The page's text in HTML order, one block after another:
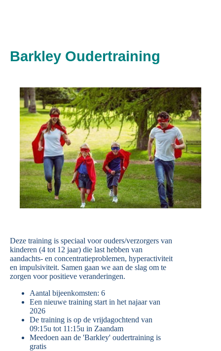
Barkley Oudertraining
Deze training is speciaal voor ouders/verzorgers van
kinderen (4 tot 12 jaar) die last hebben van
aandachts- en concentratieproblemen, hyperactiviteit
en impulsiviteit. Samen gaan we aan de slag om te
zorgen voor positieve veranderingen.
Aantal bijeenkomsten: 6
Een nieuwe training start in het najaar van
2026
De training is op de vrijdagochtend van
09:15u tot 11:15u in Zaandam
Meedoen aan de 'Barkley' oudertraining is
gratis